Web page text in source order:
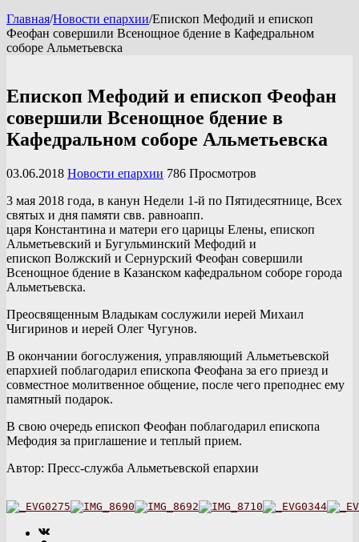
Главная/Новости епархии/Епископ Мефодий и епископ
Феофан совершили Всенощное бдение в Кафедральном
соборе Альметьевска
Епископ Мефодий и епископ Феофан
совершили Всенощное бдение в
Кафедральном соборе Альметьевска
03.06.2018 Новости епархии 786 Просмотров
3 мая 2018 года, в канун Недели 1-й по Пятидесятнице, Всех
святых и дня памяти свв. равноапп.
царя Константина и матери его царицы Елены, епископ
Альметьевский и Бугульминский Мефодий и
епископ Волжский и Сернурский Феофан совершили
Всенощное бдение в Казанском кафедральном соборе города
Альметьевска.
Преосвященным Владыкам сослужили иерей Михаил
Чигиринов и иерей Олег Чугунов.
В окончании богослужения, управляющий Альметьевской
епархией поблагодарил епископа Феофана за его приезд и
совместное молитвенное общение, после чего преподнес ему
памятный подарок.
В свою очередь епископ Феофан поблагодарил епископа
Мефодия за приглашение и теплый прием.
Автор: Пресс-служба Альметьевской епархии